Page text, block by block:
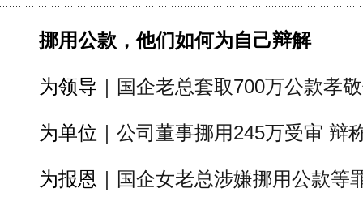
挪用公款，他们如何为自己辩解
为领导｜ 国企老总套取700万公款孝
为单位｜ 公司董事挪用245万受审 辩
为报恩｜ 国企女老总涉嫌挪用公款等